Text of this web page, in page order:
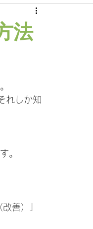
法
れしか知
。
善）」